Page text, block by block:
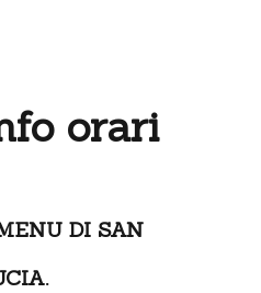
orari
DI SAN